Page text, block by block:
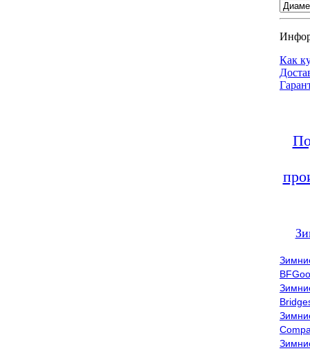
Как